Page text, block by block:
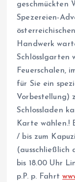
geschmückten
Spezereien-
Handwerk
Schlösslgarten
Feuerschalen,
für Sie ein
Vorbestellung)
Schlossladen
Karte wählen.!
/ bis zum
(ausschließlich
bis 18.00 Uhr
p.P. p. Fahrt